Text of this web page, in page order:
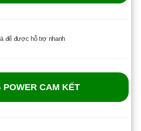
để được hỗ trợ nhanh
POWER CAM KẾT